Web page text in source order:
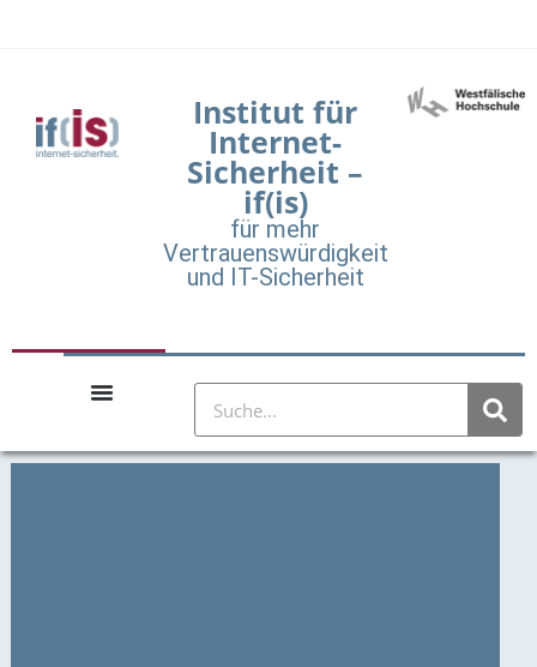
Institut für
Internet-
Sicherheit –
if(is)
für mehr
Vertrauenswürdigkeit
und IT-Sicherheit